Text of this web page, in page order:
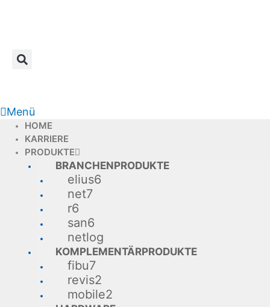
Menü
HOME
KARRIERE
PRODUKTE
BRANCHENPRODUKTE
elius6
net7
r6
san6
netlog
KOMPLEMENTÄRPRODUKTE
fibu7
revis2
mobile2